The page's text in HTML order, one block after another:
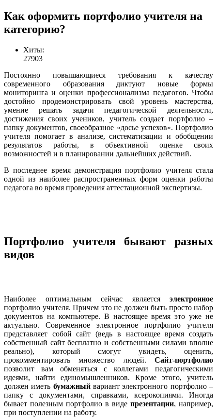
Как оформить портфолио учителя на
категорию?
Хиты:
27903
Постоянно повышающиеся требования к качеству
современного образования диктуют новые формы
мониторинга и оценки профессионализма педагогов. Чтобы
достойно продемонстрировать свой уровень мастерства,
умение решать задачи педагогической деятельности,
достижения своих учеников, учитель создает портфолио –
папку документов, своеобразное «досье успехов». Портфолио
учителя помогает в анализе, систематизации и обобщении
результатов работы, в объективной оценке своих
возможностей и в планировании дальнейших действий.
В последнее время демонстрация портфолио учителя стала
одной из наиболее распространенных форм оценки работы
педагога во время проведения аттестационной экспертизы.
Портфолио учителя бывают разных
видов
Наиболее оптимальным сейчас является электронное
портфолио учителя. Причем это не должен быть просто набор
документов на компьютере. В настоящее время это уже не
актуально. Современное электронное портфолио учителя
представляет собой сайт (ведь в настоящее время создать
собственный сайт бесплатно и собственными силами вполне
реально), который смогут увидеть, оценить,
прокомментировать множество людей. Сайт-портфолио
позволит вам обменяться с коллегами педагогическими
идеями, найти единомышленников. Кроме этого, учитель
должен иметь бумажныйвариант электронного портфолио –
папку с документами, справками, ксерокопиями. Иногда
бывает полезным портфолио в виде презентации, например,
при поступлении на работу.